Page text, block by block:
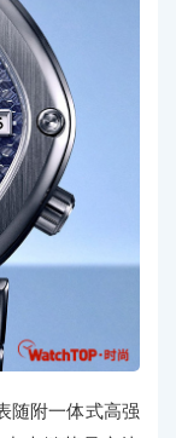
随附一体式高强